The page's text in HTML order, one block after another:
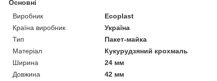
Основні
Виробник
Ecoplast
Країна виробник
Україна
Тип
Пакет-майка
Матеріал
Кукурудзяний крохмаль
Ширина
24 мм
Довжина
42 мм